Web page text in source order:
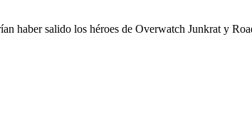
haber salido los héroes de Overwatch Junkrat y